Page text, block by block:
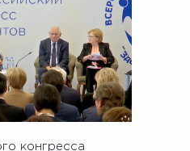
конгресса